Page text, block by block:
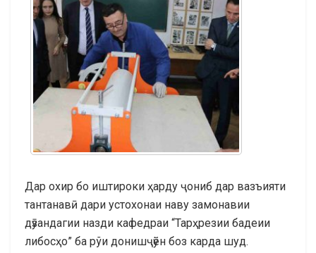
Дар охир бо иштироки ҳарду ҷониб дар вазъияти
тантанавӣ дари устохонаи наву замонавии
дӯзандагии назди кафедраи “Тарҳрезии бадеии
либосҳо” ба рўи донишҷӯён боз карда шуд.